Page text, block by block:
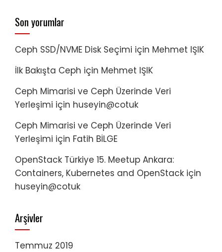
Son yorumlar
Ceph SSD/NVME Disk Seçimi için Mehmet IŞIK
İlk Bakışta Ceph için Mehmet IŞIK
Ceph Mimarisi ve Ceph Üzerinde Veri
Yerleşimi için huseyin@cotuk
Ceph Mimarisi ve Ceph Üzerinde Veri
Yerleşimi için Fatih BİLGE
OpenStack Türkiye 15. Meetup Ankara:
Containers, Kubernetes and OpenStack için
huseyin@cotuk
Arşivler
Temmuz 2019